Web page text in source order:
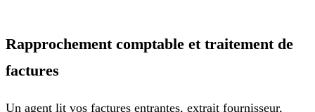
Rapprochement comptable et traitement de
factures
Un agent lit vos factures entrantes, extrait fournisseur,